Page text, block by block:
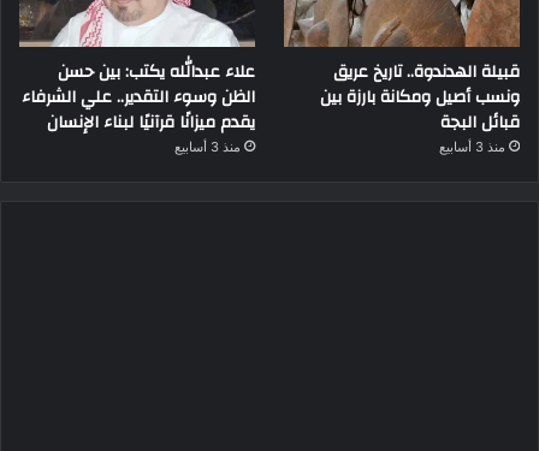
قبيلة الهدندوة.. تاريخ عريق
ونسب أصيل ومكانة بارزة بين
قبائل البجة
منذ 3 أسابيع
علاء عبدالله يكتب: بين حسن
الظن وسوء التقدير.. علي الشرفاء
يقدم ميزانًا قرآنيًا لبناء الإنسان
منذ 3 أسابيع